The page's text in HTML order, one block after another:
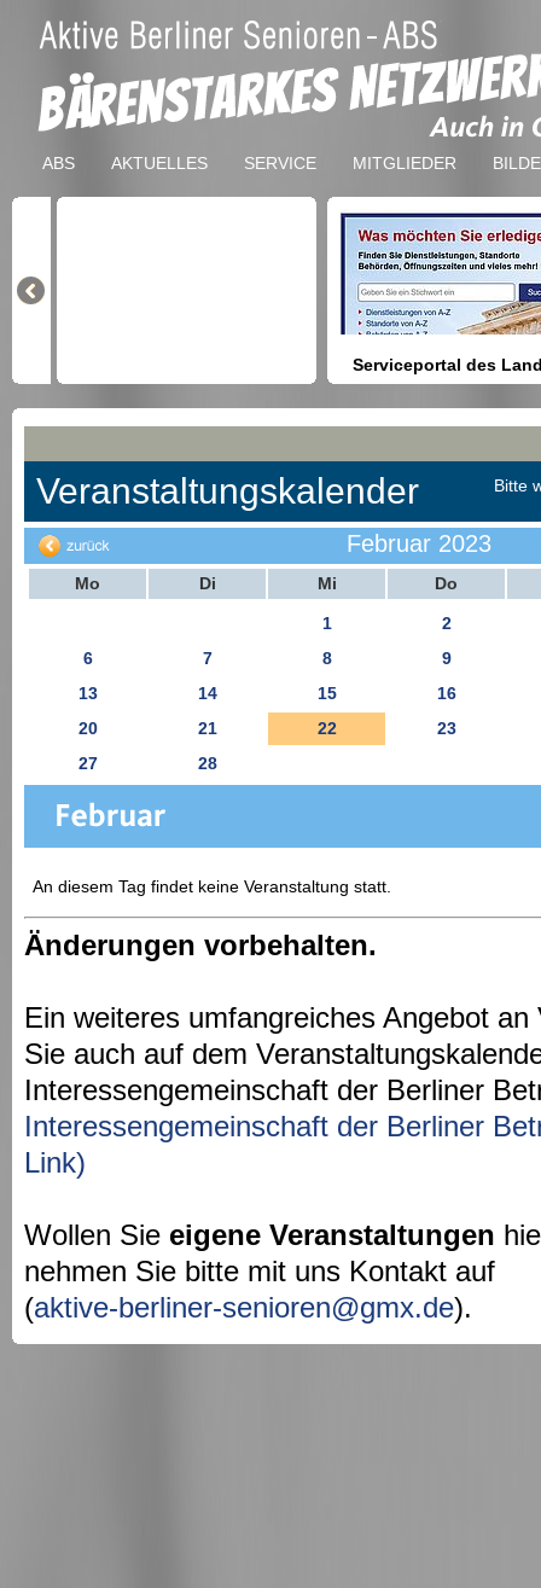
ABS AKTUELLES SERVICE MITGLIEDER
Serviceportal des
Berlin
Anmeldung bei Ämtern usw.
Veranstaltungskalender Bitte
Februar 2023
Mo Di Mi Do
1
2
6
7 8
9
13
14 15
16
20
21 22
23
27
28
An diesem Tag findet keine Veranstaltung statt.
Änderungen vorbehalten.
Ein weiteres umfangreiches Angebot
Sie auch auf dem
Interessengemeinschaft der Berliner
Interessengemeinschaft der Berliner
Link)
Wollen Sie eigene Veranstaltungen
nehmen Sie bitte mit uns Kontakt auf
(aktive-berliner-senioren@gmx.de).